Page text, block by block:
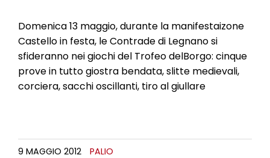
Domenica 13 maggio, durante la manifestaizone
Castello in festa, le Contrade di Legnano si
sfideranno nei giochi del Trofeo delBorgo: cinque
prove in tutto giostra bendata, slitte medievali,
corciera, sacchi oscillanti, tiro al giullare
9 MAGGIO 2012 PALIO